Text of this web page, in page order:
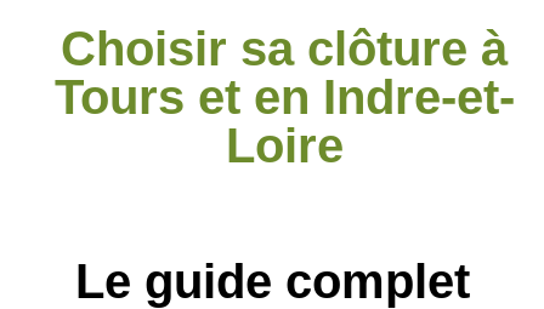
Choisir sa clôture à
Tours et en Indre-et-
Loire
Le guide complet